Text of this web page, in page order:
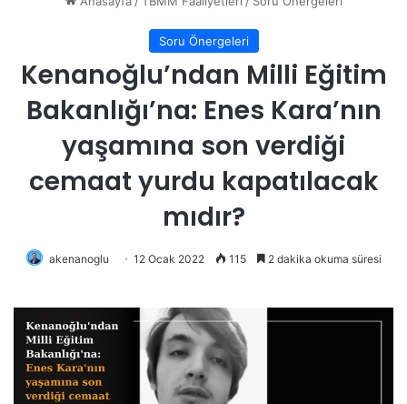
Soru Önergeleri
Kenanoğlu’ndan Milli Eğitim
Bakanlığı’na: Enes Kara’nın
yaşamına son verdiği
cemaat yurdu kapatılacak
mıdır?
akenanoglu 12 Ocak 2022 115 2 dakika okuma süresi